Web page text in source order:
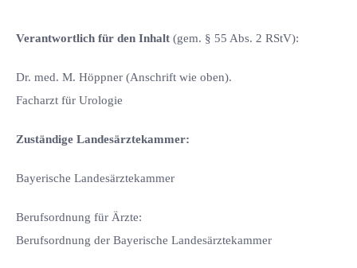
Verantwortlich für den Inhalt (gem. § 55 Abs. 2 RStV):
Dr. med. M. Höppner (Anschrift wie oben).
Facharzt für Urologie
Zuständige Landesärztekammer:
Bayerische Landesärztekammer
Berufsordnung für Ärzte:
Berufsordnung der Bayerische Landesärztekammer